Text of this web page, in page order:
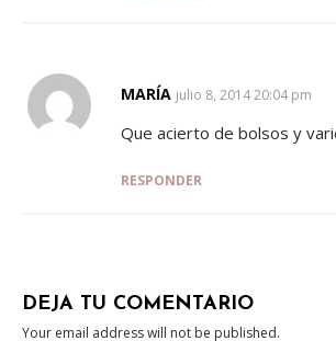
MARÍA SAYS:
julio 8, 2014 20:04 pm
Que acierto de bolsos y
RESPONDER
DEJA TU COMENTARIO
Your email address will not be published.